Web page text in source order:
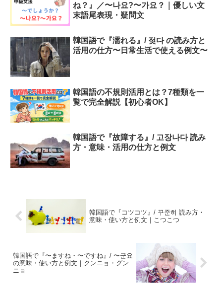
ね？』／〜나요?〜가요？｜優しい文
末語尾表現・疑問文
韓国語で『濡れる』/ 젖다 の読み方と
活用の仕方〜日常生活で使える例文〜
韓国語の不規則活用とは？7種類を一
覧で完全解説【初心者OK】
韓国語で『故障する』/ 고장나다 読み
方・意味・活用の仕方と例文
韓国語で『コツコツ』/ 꾸준히 読み方・
意味・使い方と例文｜こつこつ
韓国語で『〜ますね・〜ですね』/ 〜군요
の意味・使い方と例文｜クンニョ・グン
ニョ